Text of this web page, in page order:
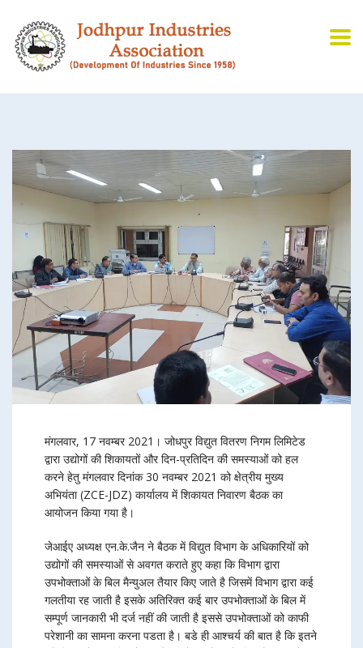
मंगलवार, 17 नवम्बर 2021। जोधपुर विद्युत वितरण निगम लिमिटेड
द्वारा उद्योगों की शिकायतों और दिन-प्रतिदिन की समस्याओं को हल
करने हेतु मंगलवार दिनांक 30 नवम्बर 2021 को क्षेत्रीय मुख्य
अभियंता (ZCE-JDZ) कार्यालय में शिकायत निवारण बैठक का
आयोजन किया गया है।
जेआईए अध्यक्ष एन.के.जैन ने बैठक में विद्युत विभाग के अधिकारियों को
उद्योगों की समस्याओं से अवगत कराते हुए कहा कि विभाग द्वारा
उपभोक्ताओं के बिल मैन्युअल तैयार किए जाते है जिसमें विभाग द्वारा कई
गलतीया रह जाती है इसके अतिरिक्त कई बार उपभोक्ताओं के बिल में
सम्पूर्ण जानकारी भी दर्ज नहीं की जाती है इससे उपभोक्ताओं को काफी
परेशानी का सामना करना पडता है। बडे ही आश्चर्य की बात है कि इतने